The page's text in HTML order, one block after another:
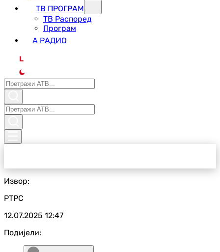
ТВ ПРОГРАМ
ТВ Распоред
Програм
А РАДИО
L
Извор:
РТРС
12.07.2025 12:47
Подијели: